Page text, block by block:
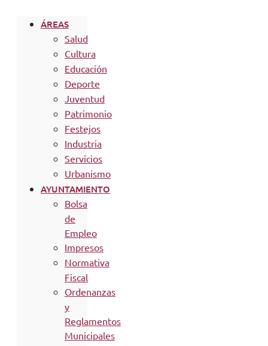
ÁREAS
Salud
Cultura
Educación
Deporte
Juventud
Patrimonio
Festejos
Industria
Servicios
Urbanismo
AYUNTAMIENTO
Bolsa
de
Empleo
Impresos
Normativa
Fiscal
Ordenanzas
y
Reglamentos
Municipales